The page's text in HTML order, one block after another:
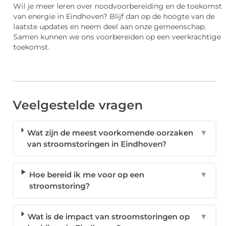
Wil je meer leren over noodvoorbereiding en de toekomst
van energie in Eindhoven? Blijf dan op de hoogte van de
laatste updates en neem deel aan onze gemeenschap.
Samen kunnen we ons voorbereiden op een veerkrachtige
toekomst.
Veelgestelde vragen
Wat zijn de meest voorkomende oorzaken
van stroomstoringen in Eindhoven?
▼
Hoe bereid ik me voor op een
stroomstoring?
▼
Wat is de impact van stroomstoringen op
▼